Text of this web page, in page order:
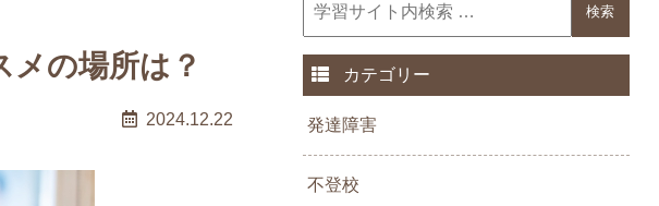
の場所は？
2024.12.22
カテゴリー
発達障害
不登校